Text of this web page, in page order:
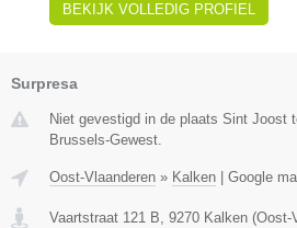
BEKIJK VOLLEDIG PROFIEL
Surpresa
Niet gevestigd in de plaats Sint Joost
Brussels-Gewest.
Oost-Vlaanderen » Kalken Google
Vaartstraat 121 B, 9270 Kalken (Oost-